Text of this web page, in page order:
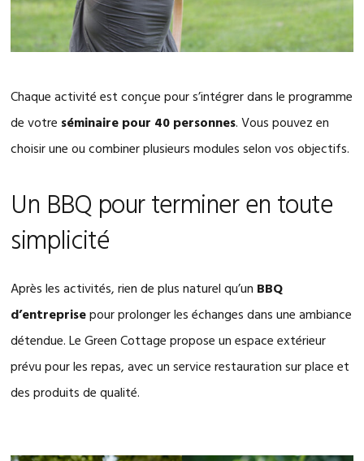
Chaque activité est conçue pour s’intégrer dans le programme
de votre séminaire pour 40 personnes. Vous pouvez en
choisir une ou combiner plusieurs modules selon vos objectifs.
Un BBQ pour terminer en toute
simplicité
Après les activités, rien de plus naturel qu’un BBQ
d’entreprisepour prolonger les échanges dans une ambiance
détendue. Le Green Cottage propose un espace extérieur
prévu pour les repas, avec un service restauration sur place et
des produits de qualité.